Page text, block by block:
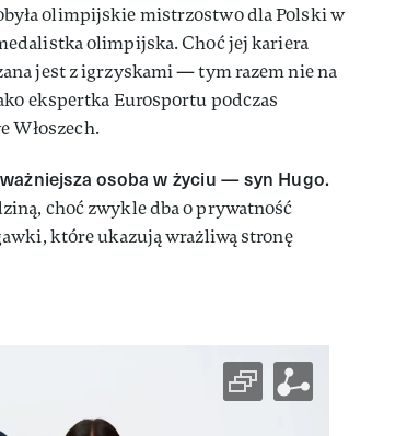
olimpijskie mistrzostwo dla Polski w
olimpijska. Choć jej kariera
jest z igrzyskami — tym razem nie na
ekspertka Eurosportu podczas
Włoszech.
osoba w życiu — syn Hugo.
choć zwykle dba o prywatność
które ukazują wrażliwą stronę